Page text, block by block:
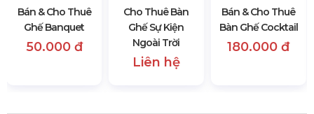
Bán & Cho Thuê
Ghế Banquet
50.000 đ
Cho Thuê Bàn
Ghế Sự Kiện
Ngoài Trời
Liên hệ
Bán & Cho Thuê
Bàn Ghế Cocktail
180.000 đ